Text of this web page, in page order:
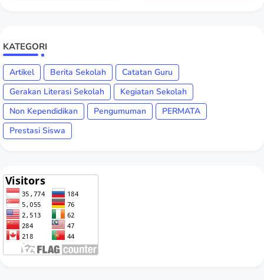
KATEGORI
Artikel Berita Sekolah
Catatan Guru
Gerakan Literasi Sekolah
Kegiatan Sekolah
Non Kependidikan
Pengumuman
PERMATA
Prestasi Siswa